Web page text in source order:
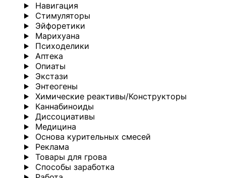
Навигация
Стимуляторы
Эйфоретики
Марихуана
Психоделики
Аптека
Опиаты
Экстази
Энтеогены
Химические реактивы/Конструкторы
Каннабиноиды
Диссоциативы
Медицина
Основа курительных смесей
Реклама
Товары для грова
Способы заработка